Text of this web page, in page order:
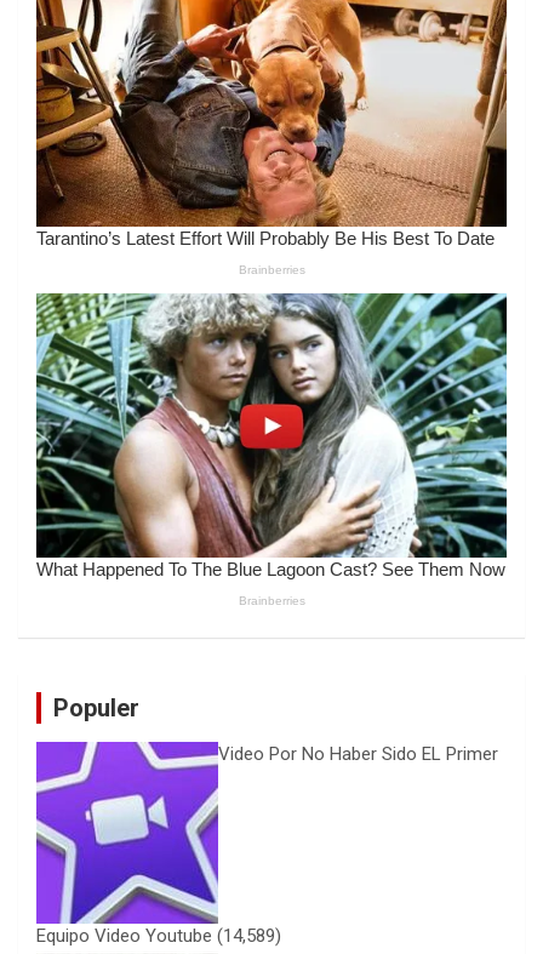
Populer
Video Por No Haber Sido EL Primer
Equipo Video Youtube (14,589)